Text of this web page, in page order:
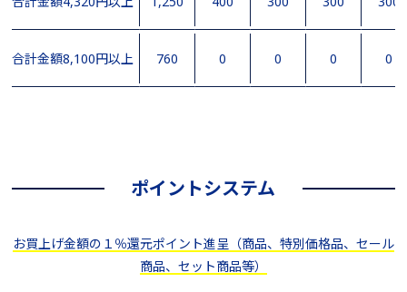
合計金額8,100円以上 760 0 0 0 0
ポイントシステム
お買上げ金額の１％還元ポイント進呈（商品、特別価格品、セール
商品、セット商品等）